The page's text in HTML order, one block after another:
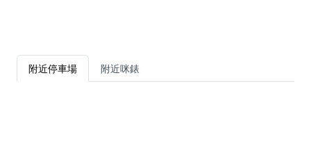
附近停車場 附近咪錶